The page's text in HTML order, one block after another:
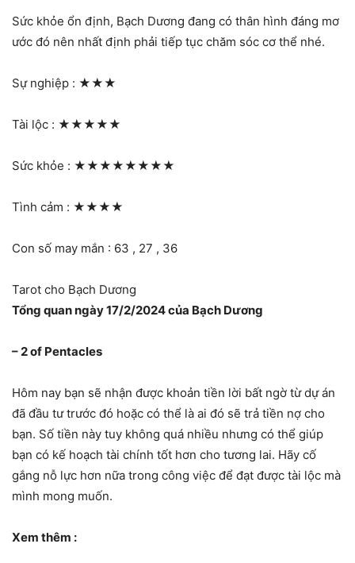
Sức khỏe ổn định, Bạch Dương đang có thân hình đáng mơ
ước đó nên nhất định phải tiếp tục chăm sóc cơ thể nhé.
Sự nghiệp : ★★★
Tài lộc : ★★★★★
Sức khỏe : ★★★★★★★★
Tình cảm : ★★★★
Con số may mắn : 63 , 27 , 36
Tarot cho Bạch Dương
Tổng quan ngày 17/2/2024 của Bạch Dương
– 2 of Pentacles
Hôm nay bạn sẽ nhận được khoản tiền lời bất ngờ từ dự án
đã đầu tư trước đó hoặc có thể là ai đó sẽ trả tiền nợ cho
bạn. Số tiền này tuy không quá nhiều nhưng có thể giúp
bạn có kế hoạch tài chính tốt hơn cho tương lai. Hãy cố
gắng nỗ lực hơn nữa trong công việc để đạt được tài lộc mà
mình mong muốn.
Xem thêm :